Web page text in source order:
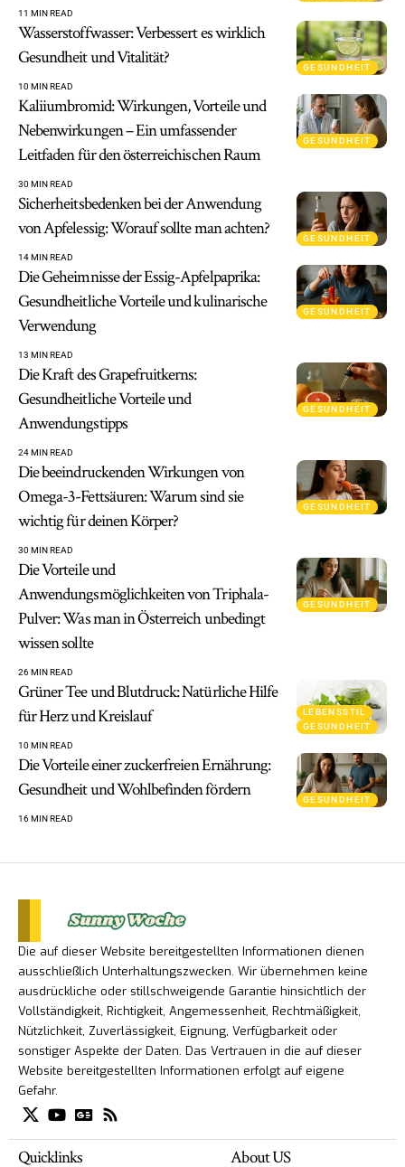
11 MIN READ
GESUNDHEIT
Wasserstoffwasser: Verbessert es wirklich
Gesundheit und Vitalität?
10 MIN READ
GESUNDHEIT
Kalii­umbromid: Wirkungen, Vorteile und
Nebenwirkungen – Ein umfassender
Leitfaden für den österreichischen Raum
30 MIN READ
GESUNDHEIT
Sicherheitsbedenken bei der Anwendung
von Apfelessig: Worauf sollte man achten?
14 MIN READ
GESUNDHEIT
Die Geheimnisse der Essig-Apfelpaprika:
Gesundheitliche Vorteile und kulinarische
Verwendung
13 MIN READ
GESUNDHEIT
Die Kraft des Grapefruitkerns:
Gesundheitliche Vorteile und
Anwendungstipps
24 MIN READ
GESUNDHEIT
Die beeindruckenden Wirkungen von
Omega-3-Fettsäuren: Warum sind sie
wichtig für deinen Körper?
30 MIN READ
GESUNDHEIT
Die Vorteile und
Anwendungsmöglichkeiten von Triphala-
Pulver: Was man in Österreich unbedingt
wissen sollte
26 MIN READ
LEBENSSTIL
GESUNDHEIT
Grüner Tee und Blutdruck: Natürliche Hilfe
für Herz und Kreislauf
10 MIN READ
GESUNDHEIT
Die Vorteile einer zuckerfreien Ernährung:
Gesundheit und Wohlbefinden fördern
16 MIN READ
Die auf dieser Website bereitgestellten Informationen dienen
ausschließlich Unterhaltungszwecken. Wir übernehmen keine
ausdrückliche oder stillschweigende Garantie hinsichtlich der
Vollständigkeit, Richtigkeit, Angemessenheit, Rechtmäßigkeit,
Nützlichkeit, Zuverlässigkeit, Eignung, Verfügbarkeit oder
sonstiger Aspekte der Daten. Das Vertrauen in die auf dieser
Website bereitgestellten Informationen erfolgt auf eigene
Gefahr.
Quicklinks About US